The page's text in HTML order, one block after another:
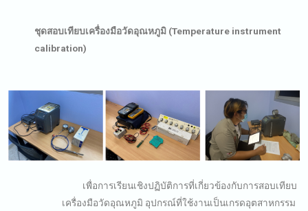
ชุดสอบเทียบเครื่องมือวัดอุณหภูมิ (Temperature instrument
calibration)
เพื่อการเรียนเชิงปฏิบัติการที่เกี่ยวข้องกับการสอบเทียบ
เครื่องมือวัดอุณหภูมิ อุปกรณ์ที่ใช้งานเป็นเกรดอุตสาหกรรม